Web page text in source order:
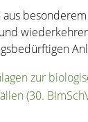
aus
zur
(30.